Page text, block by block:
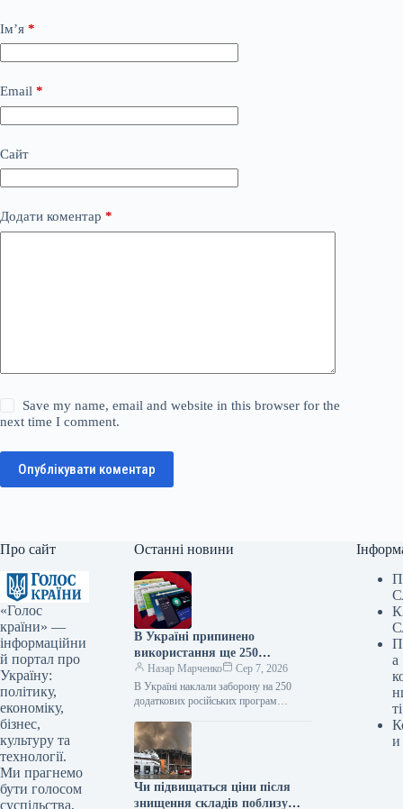
Ім’я *
Email *
Сайт
Додати коментар *
Save my name, email and website in this browser for the
next time I comment.
Опублікувати коментар
Про сайт
«Голос
країни» —
інформаційни
й портал про
Україну:
політику,
економіку,
бізнес,
культуру та
технології.
Ми прагнемо
бути голосом
суспільства,
Останні новини
В Україні припинено
використання ще 250
російських програм та видів
техніки — Delo.ua
Назар Марченко
Сер 7, 2026
В Україні наклали заборону на 250
додаткових російських програм
спеціального зв’язку та захисту
інформації збільшила…
Чи підвищаться ціни після
знищення складів поблизу
а
ті
и